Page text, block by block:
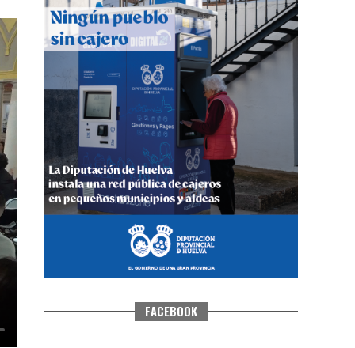
QUINTA CORRIDA DE LAS FIESTAS
COLOMBINAS 2026
hace 4 días· Huelvatv
FACEBOOK